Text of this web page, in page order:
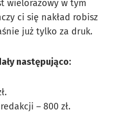
wielorazowy w tym
ci się nakład robisz
już tylko za druk.
następująco:
– 800 zł.